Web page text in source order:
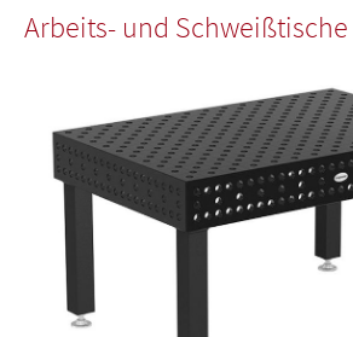
Arbeits- und Schweißtische